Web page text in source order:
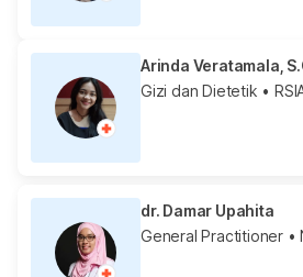
Arinda Veratamala,
Gizi dan Dietetik •
dr. Damar Upahita
General Practitioner •